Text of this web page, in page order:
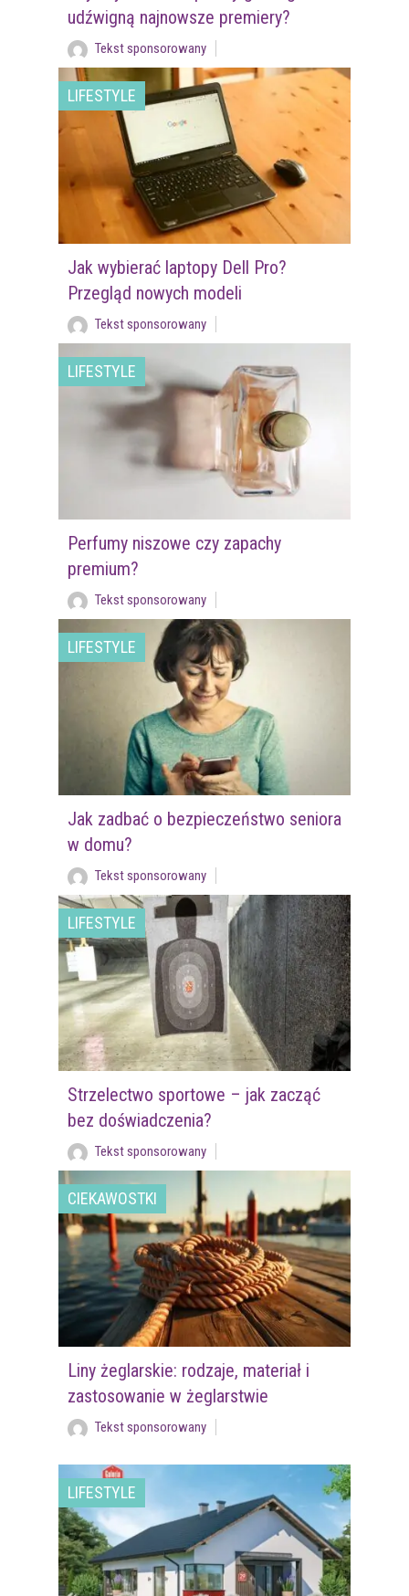
udźwigną najnowsze premiery?
Tekst sponsorowany
LIFESTYLE
Jak wybierać laptopy Dell Pro?
Przegląd nowych modeli
Tekst sponsorowany
LIFESTYLE
Perfumy niszowe czy zapachy
premium?
Tekst sponsorowany
LIFESTYLE
Jak zadbać o bezpieczeństwo seniora
w domu?
Tekst sponsorowany
LIFESTYLE
Strzelectwo sportowe – jak zacząć
bez doświadczenia?
Tekst sponsorowany
CIEKAWOSTKI
Liny żeglarskie: rodzaje, materiał i
zastosowanie w żeglarstwie
Tekst sponsorowany
LIFESTYLE